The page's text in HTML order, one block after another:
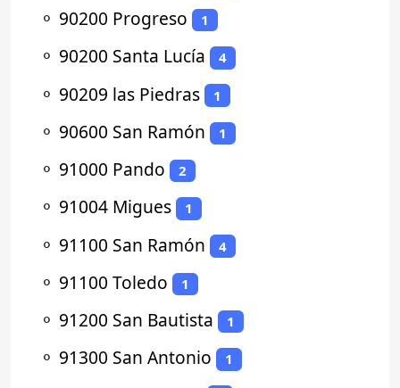
⚬ 90200 Progreso 1
⚬ 90200 Santa Lucía 4
⚬ 90209 las Piedras 1
⚬ 90600 San Ramón 1
⚬ 91000 Pando 2
⚬ 91004 Migues 1
⚬ 91100 San Ramón 4
⚬ 91100 Toledo 1
⚬ 91200 San Bautista 1
⚬ 91300 San Antonio 1